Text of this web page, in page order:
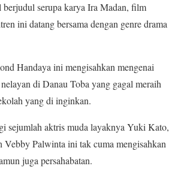
serupa karya Ira Madan, film
ini datang bersama dengan genre drama
Handaya ini mengisahkan mengenai
di Danau Toba yang gagal meraih
yang di inginkan.
sejumlah aktris muda layaknya Yuki Kato,
Vebby Palwinta ini tak cuma mengisahkan
juga persahabatan.